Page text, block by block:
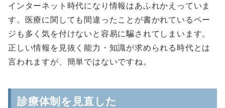
インターネット時代になり情報はあふれかえっていま
す。医療に関しても間違ったことが書かれているペー
ジも多く気を付けないと容易に騙されてしまいます。
正しい情報を見抜く能力・知識が求められる時代とは
言われますが、簡単ではないですね。
診療体制を見直した